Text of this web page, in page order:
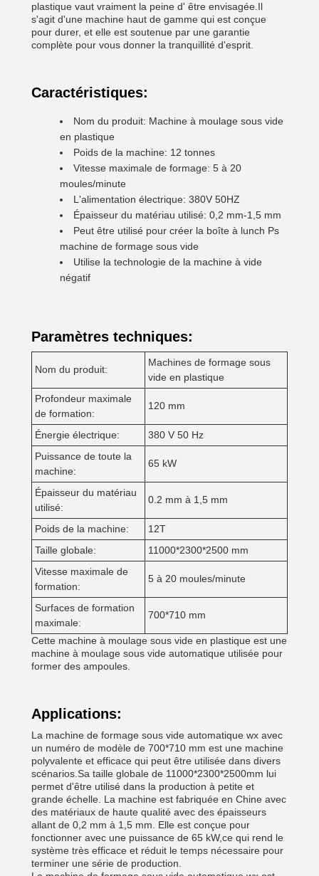
plastique vaut vraiment la peine d' être envisagée.Il
s'agit d'une machine haut de gamme qui est conçue
pour durer, et elle est soutenue par une garantie
complète pour vous donner la tranquillité d'esprit.
Caractéristiques:
Nom du produit: Machine à moulage sous vide
en plastique
Poids de la machine: 12 tonnes
Vitesse maximale de formage: 5 à 20
moules/minute
L'alimentation électrique: 380V 50HZ
Épaisseur du matériau utilisé: 0,2 mm-1,5 mm
Peut être utilisé pour créer la boîte à lunch Ps
machine de formage sous vide
Utilise la technologie de la machine à vide
négatif
Paramètres techniques:
Nom du produit:
Machines de formage sous
vide en plastique
Profondeur maximale
de formation:
120 mm
Énergie électrique:
380 V 50 Hz
Puissance de toute la
machine:
65 kW
Épaisseur du matériau
utilisé:
0.2 mm à 1,5 mm
Poids de la machine:
12T
Taille globale:
11000*2300*2500 mm
Vitesse maximale de
formation:
5 à 20 moules/minute
Surfaces de formation
maximale:
700*710 mm
Cette machine à moulage sous vide en plastique est une
machine à moulage sous vide automatique utilisée pour
former des ampoules.
Applications:
La machine de formage sous vide automatique wx avec
un numéro de modèle de 700*710 mm est une machine
polyvalente et efficace qui peut être utilisée dans divers
scénarios.Sa taille globale de 11000*2300*2500mm lui
permet d'être utilisé dans la production à petite et
grande échelle. La machine est fabriquée en Chine avec
des matériaux de haute qualité avec des épaisseurs
allant de 0,2 mm à 1,5 mm. Elle est conçue pour
fonctionner avec une puissance de 65 kW,ce qui rend le
système très efficace et réduit le temps nécessaire pour
terminer une série de production.